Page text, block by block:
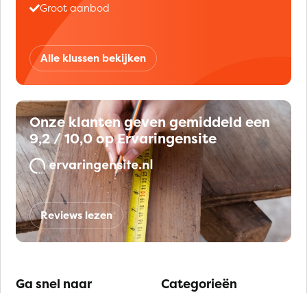
Groot aanbod
Alle klussen bekijken
Onze klanten geven gemiddeld een
9,2 / 10,0 op Ervaringensite
Reviews lezen
Ga snel naar Categorieën